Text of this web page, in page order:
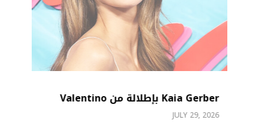
Kaia Gerber بإطلالة من Valentino
JULY 29, 2026